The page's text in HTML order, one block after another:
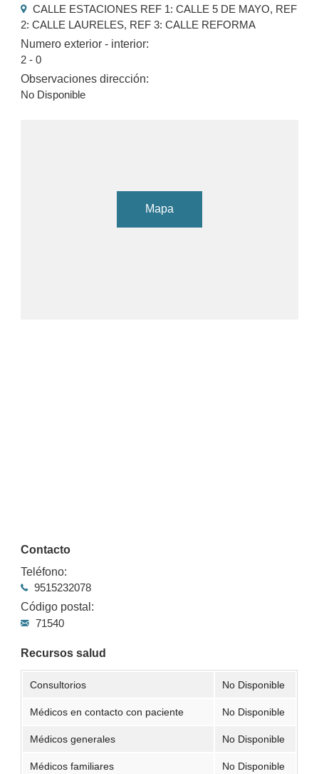
CALLE ESTACIONES REF 1: CALLE 5 DE MAYO, REF
2: CALLE LAURELES, REF 3: CALLE REFORMA
Numero exterior - interior:
2 - 0
Observaciones dirección:
No Disponible
Mapa
Contacto
Teléfono:
9515232078
Código postal:
71540
Recursos salud
Consultorios No Disponible
Médicos en contacto con paciente No Disponible
Médicos generales No Disponible
Médicos familiares No Disponible